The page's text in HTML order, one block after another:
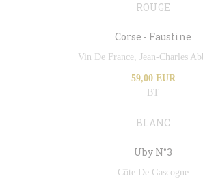
ROUGE
Corse - Faustine
Vin De France, Jean-Charles
59,00 EUR
BT
BLANC
Uby N°3
Côte De Gascogne